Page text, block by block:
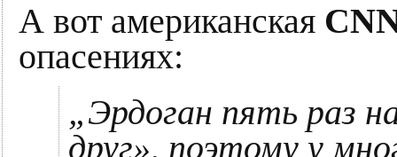
А вот американская
опасениях:
„Эрдоган пять раз
друг», поэтому у